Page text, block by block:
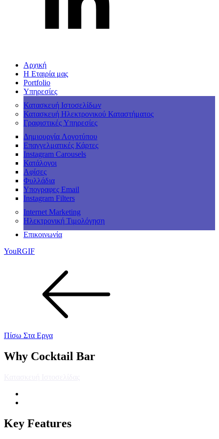
Αρχική
Η Εταιρία μας
Portfolio
Υπηρεσίες
Κατασκευή Ιστοσελίδων
Κατασκευή Ηλεκτρονικού Καταστήματος
Γραφιστικές Υπηρεσίες
Δημιουργία Λογοτύπου
Επαγγελματικές Κάρτες
Instagram Carousels
Κατάλογοι
Αφίσες
Φυλλάδια
Υπογραφες Email
Instagram Filters
Internet Marketing
Ηλεκτρονική Τιμολόγηση
Επικοινωνία
YouRGIF
Πίσω Στα Εργα
Why Cocktail Bar
Key Features